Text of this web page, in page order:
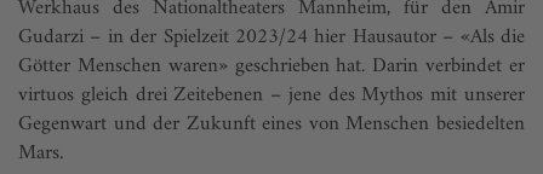
Werkhaus des Nationaltheaters Mannheim, für den Amir
Gudarzi – in der Spielzeit 2023/24 hier Hausautor – «Als die
Götter Menschen waren» geschrieben hat. Darin verbindet er
virtuos gleich drei Zeitebenen – jene des Mythos mit unserer
Gegenwart und der Zukunft eines von Menschen besiedelten
Mars.